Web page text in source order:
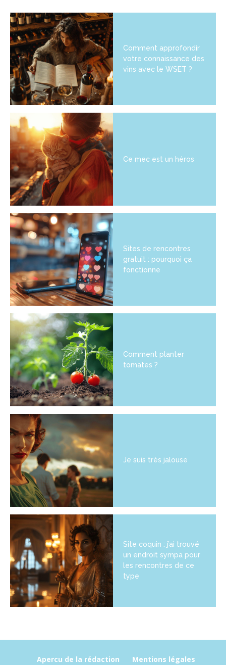
Comment approfondir
votre connaissance des
vins avec le WSET ?
Ce mec est un héros
Sites de rencontres
gratuit : pourquoi ça
fonctionne
Comment planter
tomates ?
Je suis très jalouse
Site coquin : j’ai trouvé
un endroit sympa pour
les rencontres de ce
type
Apercu de la rédaction Mentions légales